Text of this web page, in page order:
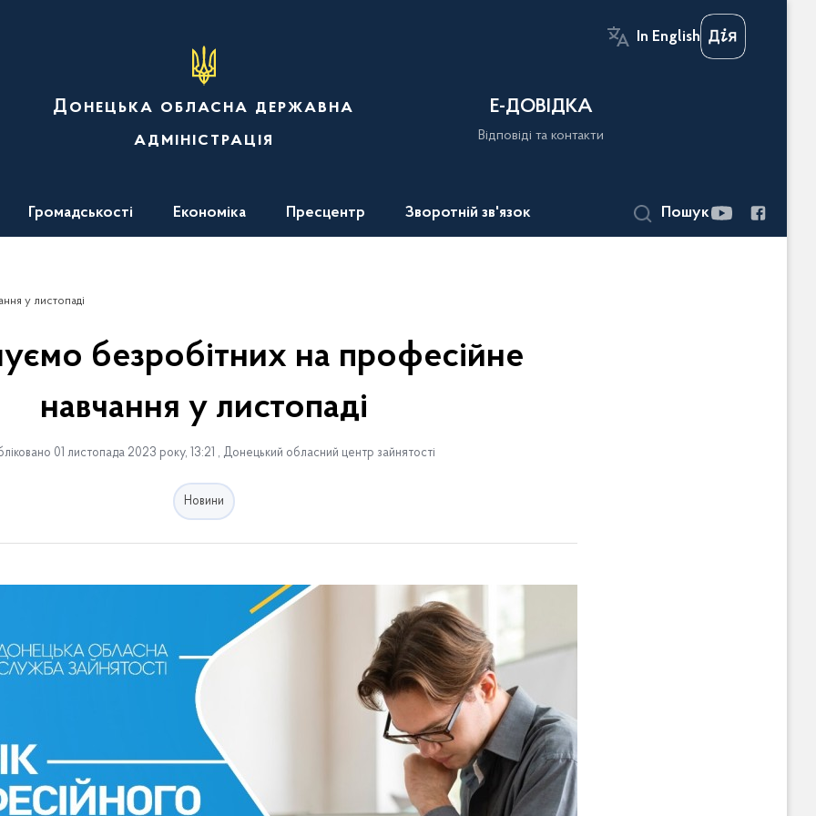
In English
Донецька обласна державна
адміністрація
Е-ДОВІДКА
Відповіді та контакти
Громадськості Економіка Пресцентр Зворотній зв'язок Пошук
у листопаді
безробітних на професійне
навчання у листопаді
01 листопада 2023 року, 13:21 , Донецький обласний центр зайнятості
Новини